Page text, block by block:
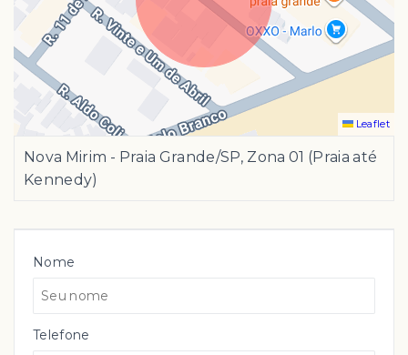
Nome
Telefone
Leaflet
Nova Mirim - Praia Grande/SP, Zona 01 (Praia até
Kennedy)